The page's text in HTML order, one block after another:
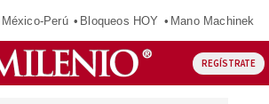
México-Perú Bloqueos HOY Mano Machinek
REGÍSTRATE